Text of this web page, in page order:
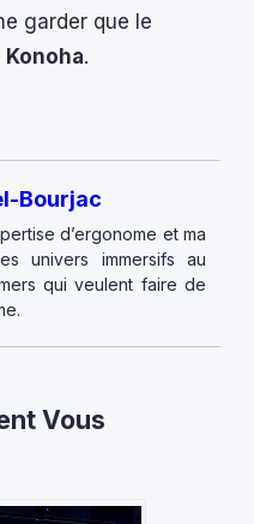
garder que le
.
Bourjac
d’ergonome et ma
univers immersifs au
qui veulent faire de
Vous